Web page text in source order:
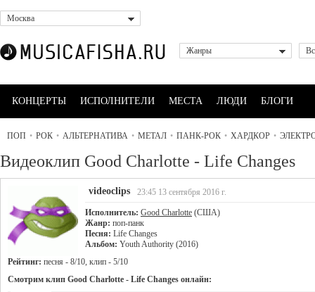
Москва
Жанры
КОНЦЕРТЫ ИСПОЛНИТЕЛИ МЕСТА ЛЮДИ БЛОГИ
ПОП • РОК • АЛЬТЕРНАТИВА • МЕТАЛ • ПАНК-РОК • ХАРДКОР •
Видеоклип Good Charlotte - Life Changes
videoclips 23:45 13 сентября 2016 г.
Исполнитель: Good Charlotte (США)
Жанр: поп-панк
Песня: Life Changes
Альбом: Youth Authority (2016)
Рейтинг: песня - 8/10, клип - 5/10
Смотрим клип Good Charlotte - Life Changes онлайн: